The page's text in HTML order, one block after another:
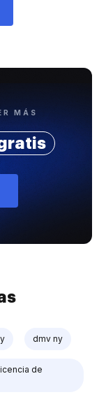
MÁS
dmv ny
de